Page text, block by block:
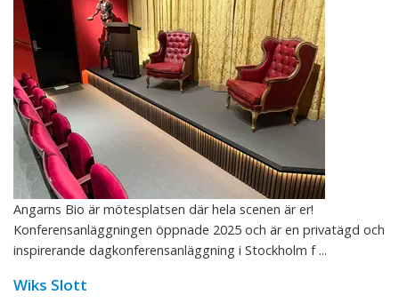
Angarns Bio är mötesplatsen där hela scenen är er!
Konferensanläggningen öppnade 2025 och är en privatägd och
inspirerande dagkonferensanläggning i Stockholm f ...
Wiks Slott